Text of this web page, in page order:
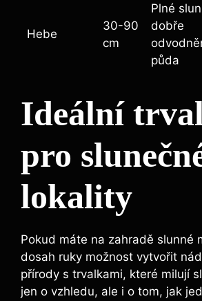
Hebe
30-90
cm
Plné
dobře
půda
Ideální
pro
lokality
Pokud máte na zahradě slunné
dosah ruky možnost vytvořit
přírody s trvalkami, které milují
jen o vzhledu, ale i o tom, jak